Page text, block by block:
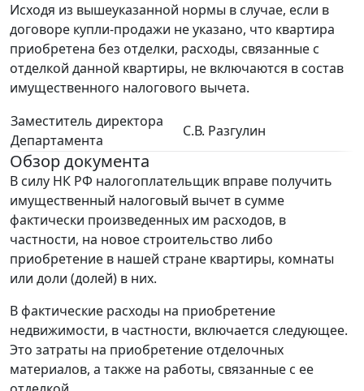
Исходя из вышеуказанной нормы в случае, если в
договоре купли-продажи не указано, что квартира
приобретена без отделки, расходы, связанные с
отделкой данной квартиры, не включаются в состав
имущественного налогового вычета.
Заместитель директора
Департамента
С.В. Разгулин
Обзор документа
В силу НК РФ налогоплательщик вправе получить
имущественный налоговый вычет в сумме
фактически произведенных им расходов, в
частности, на новое строительство либо
приобретение в нашей стране квартиры, комнаты
или доли (долей) в них.
В фактические расходы на приобретение
недвижимости, в частности, включается следующее.
Это затраты на приобретение отделочных
материалов, а также на работы, связанные с ее